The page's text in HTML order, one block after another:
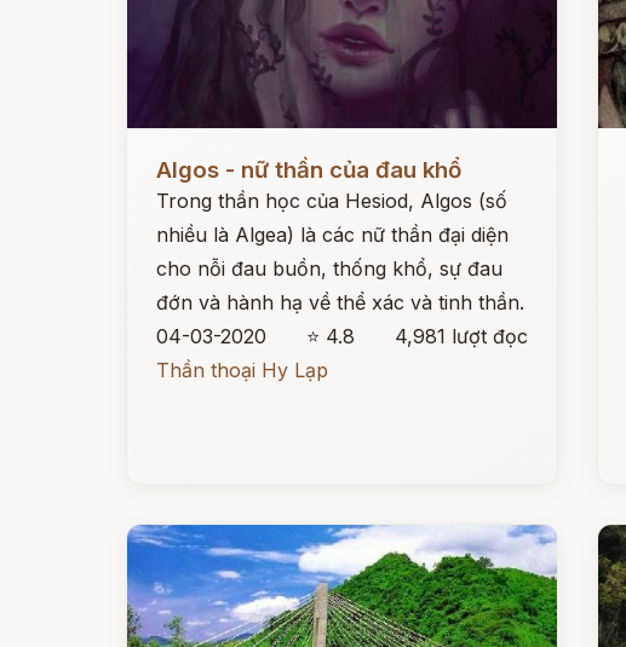
Algos - nữ thần của đau khổ
Trong thần học của Hesiod, Algos (số
nhiều là Algea) là các nữ thần đại diện
cho nỗi đau buồn, thống khổ, sự đau
đớn và hành hạ về thể xác và tinh thần.
04-03-2020
⭐ 4.8
4,981 lượt đọc
Thần thoại Hy Lạp